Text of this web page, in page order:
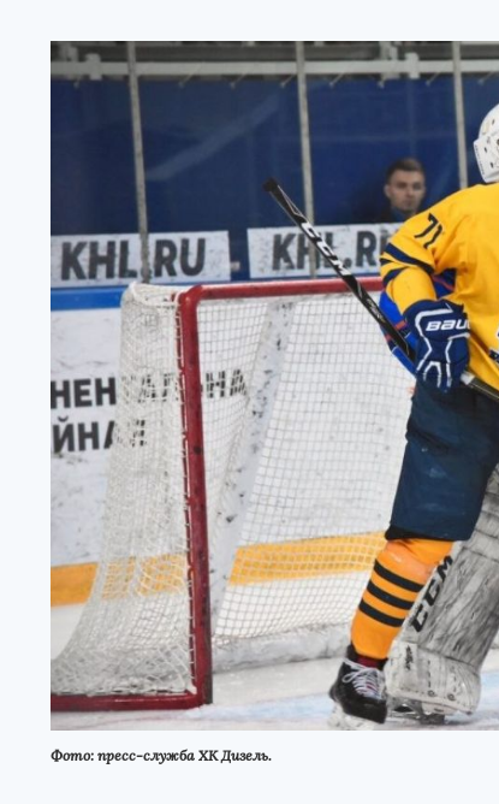
Фото: пресс-служба ХК Дизель.